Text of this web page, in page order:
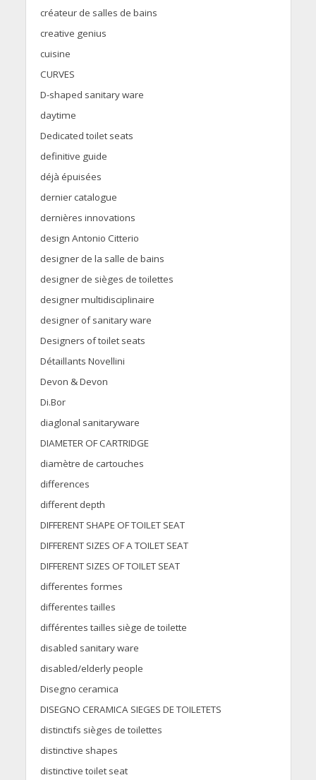
créateur de salles de bains
creative genius
cuisine
CURVES
D-shaped sanitary ware
daytime
Dedicated toilet seats
definitive guide
déjà épuisées
dernier catalogue
dernières innovations
design Antonio Citterio
designer de la salle de bains
designer de sièges de toilettes
designer multidisciplinaire
designer of sanitary ware
Designers of toilet seats
Détaillants Novellini
Devon & Devon
Di.Bor
diaglonal sanitaryware
DIAMETER OF CARTRIDGE
diamètre de cartouches
differences
different depth
DIFFERENT SHAPE OF TOILET SEAT
DIFFERENT SIZES OF A TOILET SEAT
DIFFERENT SIZES OF TOILET SEAT
differentes formes
differentes tailles
différentes tailles siège de toilette
disabled sanitary ware
disabled/elderly people
Disegno ceramica
DISEGNO CERAMICA SIEGES DE TOILETETS
distinctifs sièges de toilettes
distinctive shapes
distinctive toilet seat